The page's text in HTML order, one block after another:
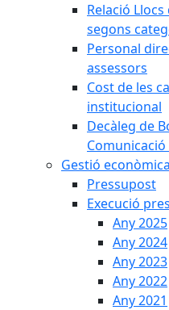
Relació
segons
Personal
assessors
Cost de les
institucional
Decàleg de
Gestió econòmica
Pressupost
Execució
Any 2025
Any 2024
Any 2023
Any 2022
Any 2021